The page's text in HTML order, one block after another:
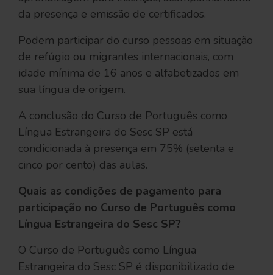
da presença e emissão de certificados.
Podem participar do curso pessoas em situação
de refúgio ou migrantes internacionais, com
idade mínima de 16 anos e alfabetizados em
sua língua de origem.
A conclusão do Curso de Português como
Língua Estrangeira do Sesc SP está
condicionada à presença em 75% (setenta e
cinco por cento) das aulas.
Quais as condições de pagamento para
participação no Curso de Português como
Língua Estrangeira do Sesc SP?
O Curso de Português como Língua
Estrangeira do Sesc SP é disponibilizado de